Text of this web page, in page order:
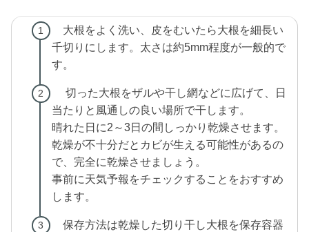
大根をよく洗い、皮をむいたら大根を細長い
千切りにします。太さは約5mm程度が一般的で
す。
切った大根をザルや干し網などに広げて、日
当たりと風通しの良い場所で干します。
晴れた日に2～3日の間しっかり乾燥させます。
乾燥が不十分だとカビが生える可能性があるの
で、完全に乾燥させましょう。
事前に天気予報をチェックすることをおすすめ
します。
保存方法は乾燥した切り干し大根を保存容器